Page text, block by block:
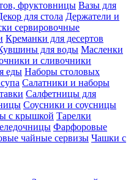
фруктовницы Вазы для
для стола Держатели и
сервировочные
Креманки для десертов
для воды Масленки
и сливочники
еды Наборы столовых
Салатники и наборы
Салфетницы для
Соусники и соусницы
с крышкой Тарелки
Фарфоровые
чайные сервизы Чашки с